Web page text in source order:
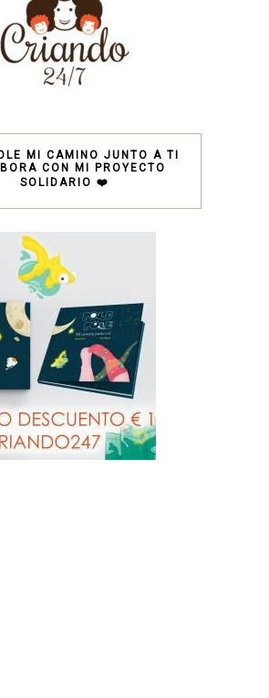
MI CAMINO JUNTO A TI
CON MI PROYECTO
SOLIDARIO ❤️